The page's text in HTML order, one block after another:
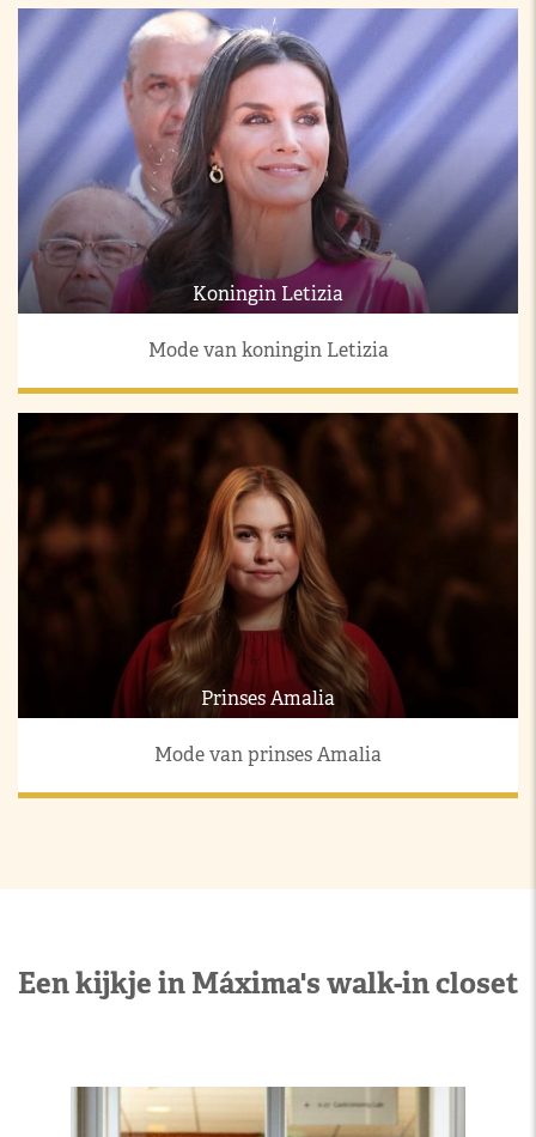
Koningin Letizia
Mode van koningin Letizia
Prinses Amalia
Mode van prinses Amalia
Een kijkje in Máxima's walk-in closet